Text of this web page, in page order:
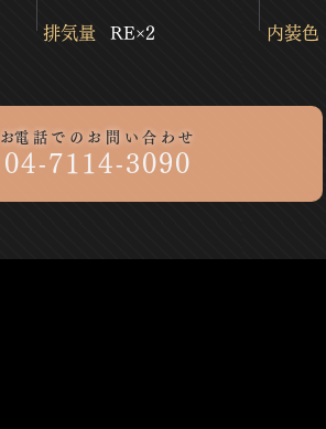
​排気量 ​RE×2 ​内装色
​お電話でのお問い合わせ
04-7114-3090